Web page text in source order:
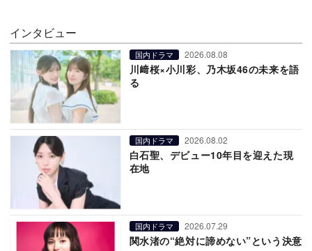
インタビュー
国内ドラマ 2026.08.08
川﨑桜×小川彩、乃木坂46の未来を語
る
国内ドラマ 2026.08.02
白石聖、デビュー10年目を迎えた現
在地
国内ドラマ 2026.07.29
関水渚の“絶対に諦めない”という決意